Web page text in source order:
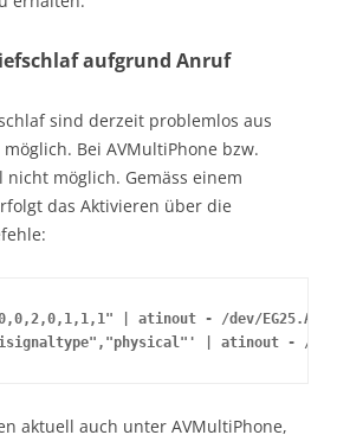
aufgrund Anruf
sind derzeit problemlos aus
Bei AVMultiPhone bzw.
nicht möglich. Gemäss einem
das Aktivieren über die
| atinout - /dev/EG25.AT -
| atinout - /
aktuell auch unter AVMultiPhone,